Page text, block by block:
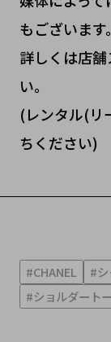
もございます。
詳しくは店
い。
(レンタル(リ
ちください)
#CHANEL #
#ショルダート